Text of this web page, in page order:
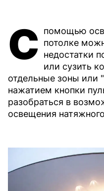
С помощью
потолке
недостатки
или сузить
отдельные зоны или
нажатием кнопки
разобраться в
освещения